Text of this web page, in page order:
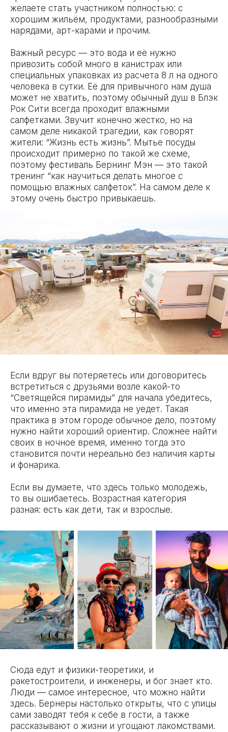
желаете стать участником полностью: с
хорошим жильём, продуктами, разнообразными
нарядами, арт-карами и прочим.
Важный ресурс — это вода и её нужно
привозить собой много в канистрах или
специальных упаковках из расчета 8 л на одного
человека в сутки. Её для привычного нам душа
может не хватить, поэтому обычный душ в Блэк
Рок Сити всегда проходит влажными
салфетками. Звучит конечно жестко, но на
самом деле никакой трагедии, как говорят
жители: “Жизнь есть жизнь”. Мытье посуды
происходит примерно по такой же схеме,
поэтому фестиваль Бернинг Мэн — это такой
тренинг “как научиться делать многое с
помощью влажных салфеток”. На самом деле к
этому очень быстро привыкаешь.
Если вдруг вы потеряетесь или договоритесь
встретиться с друзьями возле какой-то
“Светящейся пирамиды” для начала убедитесь,
что именно эта пирамида не уедет. Такая
практика в этом городе обычное дело, поэтому
нужно найти хороший ориентир. Сложнее найти
своих в ночное время, именно тогда это
становится почти нереально без наличия карты
и фонарика.
Если вы думаете, что здесь только молодежь,
то вы ошибаетесь. Возрастная категория
разная: есть как дети, так и взрослые.
Сюда едут и физики-теоретики, и
ракетостроители, и инженеры, и бог знает кто.
Люди — самое интересное, что можно найти
здесь. Бернеры настолько открыты, что с улицы
сами заводят тебя к себе в гости, а также
рассказывают о жизни и угощают лакомствами.